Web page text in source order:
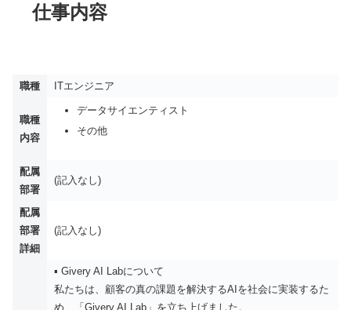
仕事内容
職種 ITエンジニア
職種
内容
データサイエンティスト
その他
配属
部署
(記入なし)
配属
部署
詳細
(記入なし)
▪️ Givery AI Labについて
私たちは、顧客の真の課題を解決するAIを社会に実装するた
め、「Givery AI Lab」を立ち上げました。